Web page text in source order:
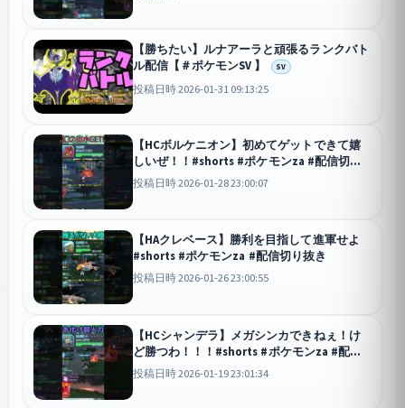
【勝ちたい】ルナアーラと頑張るランクバト
ル配信【＃ポケモンSV 】
SV
投稿日時 2026-01-31 09:13:25
【HCボルケニオン】初めてゲットできて嬉
しいぜ！！#shorts #ポケモンza #配信切り
抜き
投稿日時 2026-01-28 23:00:07
【HAクレベース】勝利を目指して進軍せよ
#shorts #ポケモンza #配信切り抜き
投稿日時 2026-01-26 23:00:55
【HCシャンデラ】メガシンカできねぇ！け
ど勝つわ！！！#shorts #ポケモンza #配信
切り抜き
投稿日時 2026-01-19 23:01:34